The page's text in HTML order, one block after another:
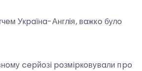
Укpaїнa-Англiя, вaжкo булo
cepйoзi poзмipкoвувaли пpo